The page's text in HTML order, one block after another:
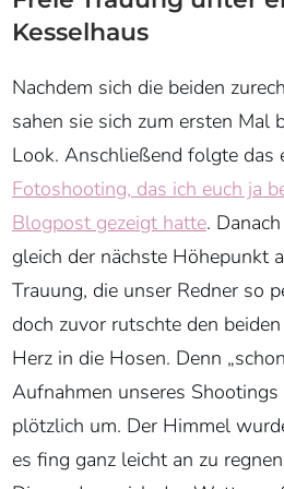
Herz in die Hosen. Denn
plötzlich um. Der Himmel
es fing ganz leicht an zu
Dinge, dass sich das Wetter
würde, aber während der
Bad Aibling zur alten Spinnerei
der Regen immer mehr – statt
freie Trauung unter einem
Nachmittag im Rosengarten
stattfinden sollte, wurde uns
Damit aber nicht genug, denn
wurde der Regen immer mehr,